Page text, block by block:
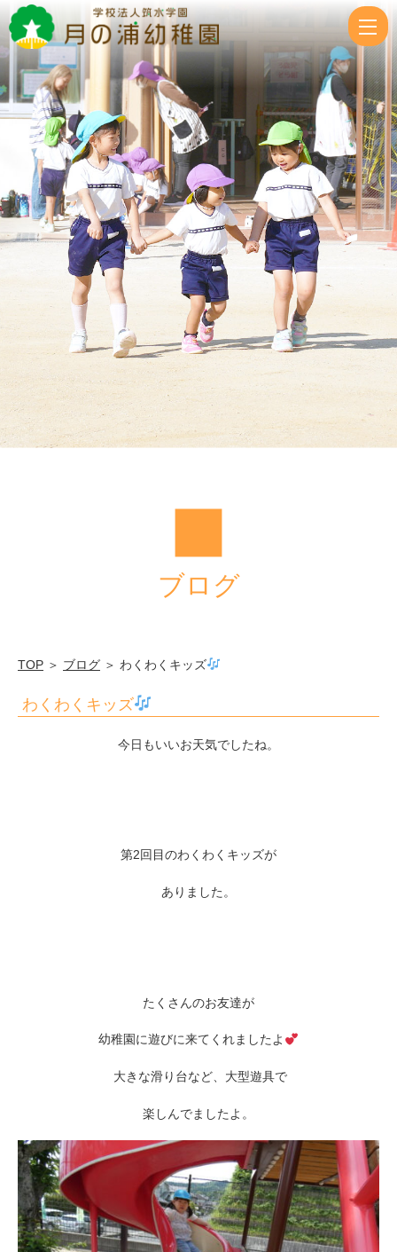
わ
く
わ
く
キ
ッ
ズ
|
学
校
法
人
筑
水
学
ブログ
TOP ＞ ブログ ＞ わくわくキッズ
わくわくキッズ
今日もいいお天気でしたね。
第2回目のわくわくキッズが
ありました。
たくさんのお友達が
幼稚園に遊びに来てくれましたよ
大きな滑り台など、大型遊具で
楽しんでましたよ。